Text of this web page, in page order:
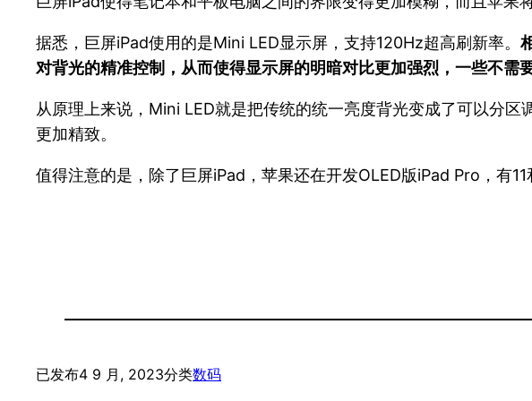
据悉，巨屏iPad使用的是Mini LED显示屏，支持120Hz超高刷新率。
对背光的精准控制，从而使得显示屏的明暗对比更加强烈，一些不需
从原理上来说，Mini LED就是把传统的统一亮度背光变成了可以分
更加精致。
值得注意的是，除了巨屏iPad，苹果还在开发OLED版iPad Pro，有11
已发布4 9 月, 2023分类数码